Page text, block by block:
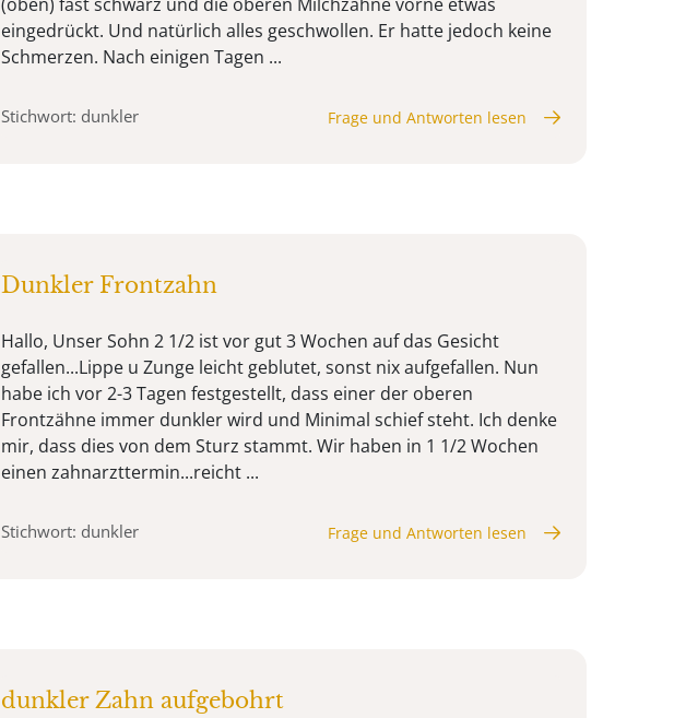
eingedrückt. Und natürlich alles geschwollen. Er hatte jedoch keine
Schmerzen. Nach einigen Tagen ...
Stichwort: dunkler Frage und Antworten lesen
Dunkler Frontzahn
Hallo, Unser Sohn 2 1/2 ist vor gut 3 Wochen auf das Gesicht
gefallen...Lippe u Zunge leicht geblutet, sonst nix aufgefallen. Nun
habe ich vor 2-3 Tagen festgestellt, dass einer der oberen
Frontzähne immer dunkler wird und Minimal schief steht. Ich denke
mir, dass dies von dem Sturz stammt. Wir haben in 1 1/2 Wochen
einen zahnarzttermin...reicht ...
Stichwort: dunkler Frage und Antworten lesen
dunkler Zahn aufgebohrt